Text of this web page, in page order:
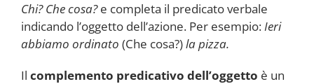
Chi? Che cosa?e completa il predicato verbale
indicando l’oggetto dell’azione. Per esempio:Ieri
abbiamo ordinato (Che cosa?)la pizza.
Il complemento predicativo dell’oggetto è un